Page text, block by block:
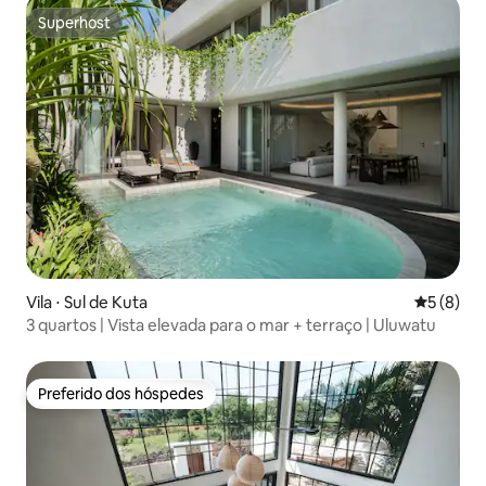
Superhost
Superhost
Vila ⋅ Sul de Kuta 5 de
5 (8)
3 quartos | Vista elevada para o mar + terraço | Uluwatu
Preferido dos hóspedes
Preferido dos hóspedes